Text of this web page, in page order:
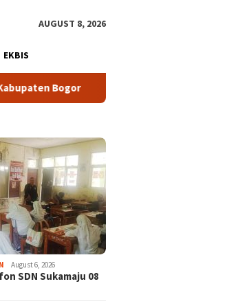
AUGUST 8, 2026
EKBIS
Tour Malasari Halimun Salak Kian
August 6, 2026
SDN Sukamaju 08